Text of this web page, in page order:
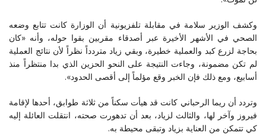
وكشف الوزير سلامة في مقابلة تلفزيونية أن الوزارة كانت تتابع وضعه
الصحي في الأشهر الأخيرة عبر أصدقاء مقربين بقوا حوله، وأنه «كان
بحاجة لزرع كبد والعملية خطيرة، وبقي زياد متردداً نظراً لأن نتائج العملية
لم تكن مضمونة، وجاءت النتيجة على النحو الحزين الذي بدا منتظراً منذ
أسابيع، ومع ذلك فإن الخبر وقع مؤلماً إلى أقصى الحدود».
وتردد أن ريما الرحباني كانت قد هيأت سكناً من ثلاثة طوابق، أحدها لإقامة
فيروز وآخر لها، والثالث لزياد، بعد أن تدهورت صحته، انتقلت العائلة إليه
كي تتمكن من العناية بزياد وتبقى محيطة به.